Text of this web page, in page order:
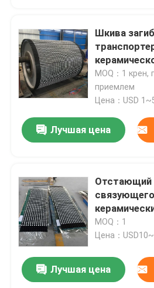
Главная страница
Продукция
Ролики
Шкива
резиновый
MOQ：1
приемлем
Цена：USD
Лучшая цена
Отстающий
системы
MOQ：1
Цена：
Лучшая цена